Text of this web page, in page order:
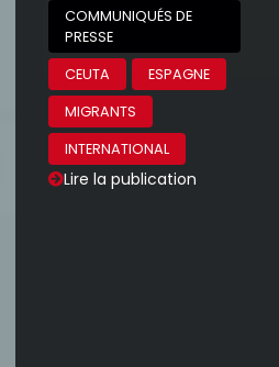
COMMUNIQUÉS DE
PRESSE
CEUTA
ESPAGNE
MIGRANTS
INTERNATIONAL
Lire la publication